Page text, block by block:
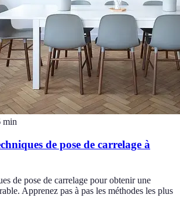
min
de pose de carrelage à
de pose de carrelage pour obtenir une
Apprenez pas à pas les méthodes les plus